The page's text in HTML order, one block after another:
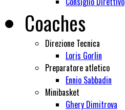
Coaches
Direzione Tecnica
Loris Gorlin
Preparatore atletico
Ennio Sabbadin
Minibasket
Ghery Dimitrova